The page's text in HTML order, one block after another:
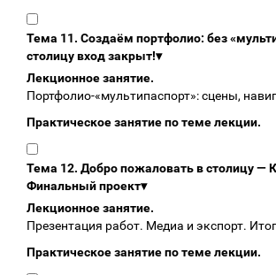
Тема 11. Создаём портфолио: без
столицу вход закрыт!▾
Лекционное занятие.
Портфолио‑«мультипаспорт»: сцены,
Практическое занятие по теме лекции.
Тема 12. Добро пожаловать в столицу —
Финальный проект▾
Лекционное занятие.
Презентация работ. Медиа и экспорт.
Практическое занятие по теме лекции.